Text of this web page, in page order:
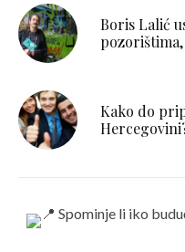
Boris Lalić
Kako do